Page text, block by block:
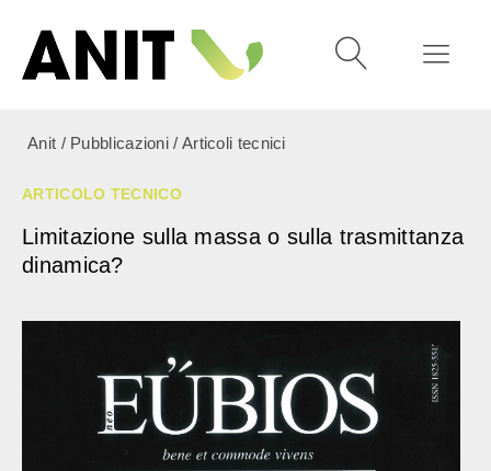
Anit / Pubblicazioni / Articoli tecnici
ARTICOLO TECNICO
Limitazione sulla massa o sulla trasmittanza
dinamica?